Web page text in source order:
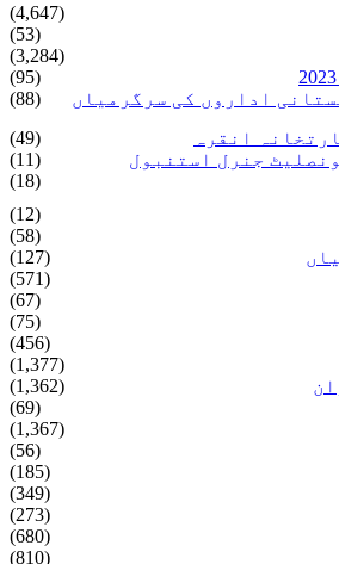
(4,647)
(53)
(3,284)
(95)
اداروں کی سرگرمیاں
(88)
انقرہ
(49)
جنرل استنبول
(11)
(18)
(12)
(58)
(127)
(571)
(67)
(75)
(456)
(1,377)
(1,362)
(69)
(1,367)
(56)
(185)
(349)
(273)
(680)
(810)